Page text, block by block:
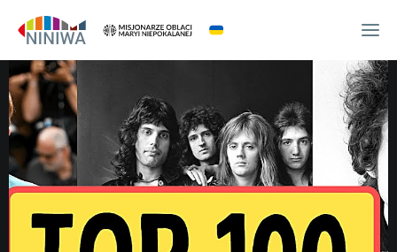
WYDARZENIA
O NAS
WSPÓLNOTA
OCM
NINIWA TEAM
FESTIWAL ŻYCIA